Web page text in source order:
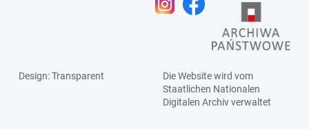
Design: Transparent
Die Website wird vom
Staatlichen Nationalen
Digitalen Archivverwaltet